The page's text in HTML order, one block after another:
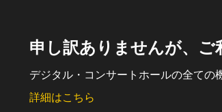
申し訳ありませんが、
デジタル・コンサートホールの全ての
詳細はこちら